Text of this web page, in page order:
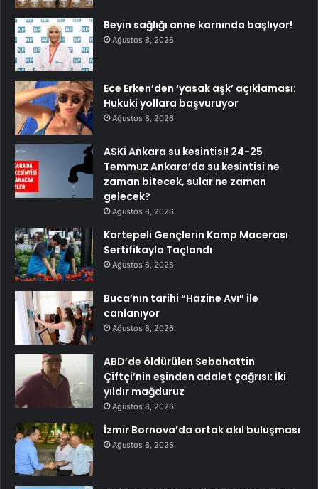
Beyin sağlığı anne karnında başlıyor!
Ağustos 8, 2026
Ece Erken’den ‘yasak aşk’ açıklaması:
Hukuki yollara başvuruyor
Ağustos 8, 2026
ASKİ Ankara su kesintisi! 24-25
Temmuz Ankara’da su kesintisi ne
zaman bitecek, sular ne zaman
gelecek?
Ağustos 8, 2026
Kartepeli Gençlerin Kamp Macerası
Sertifikayla Taçlandı
Ağustos 8, 2026
Buca’nın tarihi “Hazine Avı” ile
canlanıyor
Ağustos 8, 2026
ABD’de öldürülen Sebahattin
Çiftçi’nin eşinden adalet çağrısı: İki
yıldır mağduruz
Ağustos 8, 2026
İzmir Bornova’da ortak akıl buluşması
Ağustos 8, 2026